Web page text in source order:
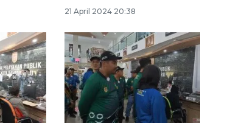
21 April 2024 20:38
Vaksin HPV untuk siswa laki-
laki
2026-08-06 06:30:00